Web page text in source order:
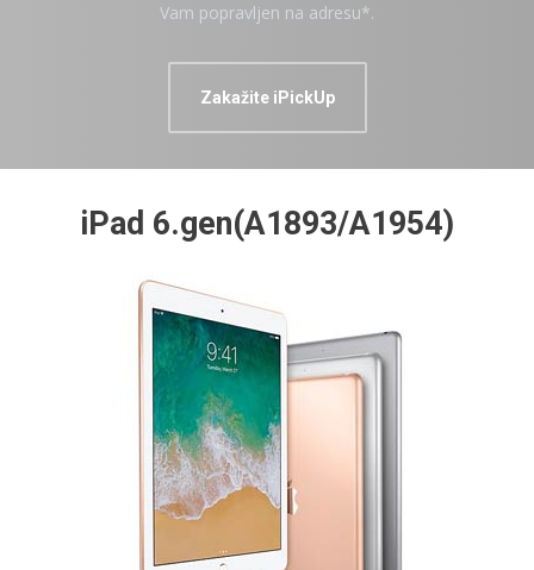
Vam popravljen na adresu*.
Zakažite iPickUp
iPad 6.gen(A1893/A1954)